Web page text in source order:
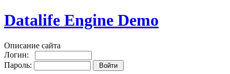
Datalife Engine Demo
Описание сайта
Логин:
Пароль: